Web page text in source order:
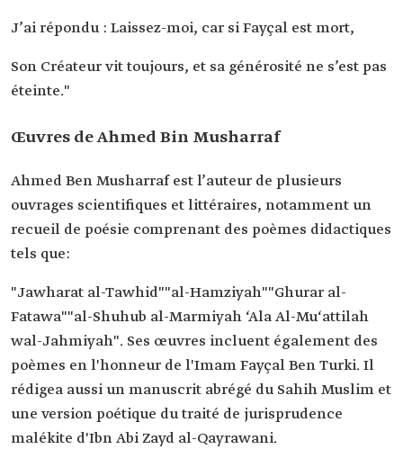
J’ai répondu : Laissez-moi, car si Fayçal est mort,
Son Créateur vit toujours, et sa générosité ne s’est pas
éteinte."
Œuvres de Ahmed Bin Musharraf
Ahmed Ben Musharraf est l’auteur de plusieurs
ouvrages scientifiques et littéraires, notamment un
recueil de poésie comprenant des poèmes didactiques
tels que:
"Jawharat al-Tawhid""al-Hamziyah""Ghurar al-
Fatawa""al-Shuhub al-Marmiyah ‘Ala Al-Mu‘attilah
wal-Jahmiyah". Ses œuvres incluent également des
poèmes en l'honneur de l'Imam Fayçal Ben Turki. Il
rédigea aussi un manuscrit abrégé du Sahih Muslim et
une version poétique du traité de jurisprudence
malékite d'Ibn Abi Zayd al-Qayrawani.